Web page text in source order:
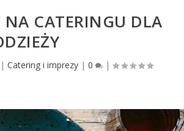
NA CATERINGU DLA
| Catering i imprezy| 0 |